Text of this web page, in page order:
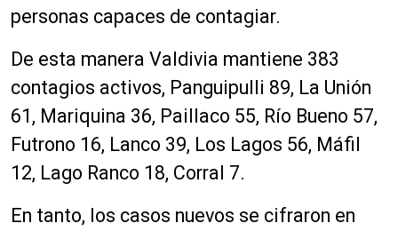
personas capaces de contagiar.
De esta manera Valdivia mantiene 383
contagios activos, Panguipulli 89, La Unión
61, Mariquina 36, Paillaco 55, Río Bueno 57,
Futrono 16, Lanco 39, Los Lagos 56, Máfil
12, Lago Ranco 18, Corral 7.
En tanto, los casos nuevos se cifraron en